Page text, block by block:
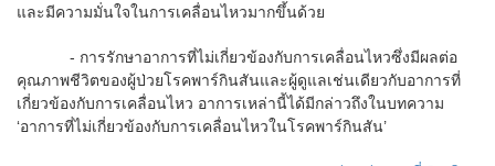
และมีความมั่นใจในการเคลื่อนไหวมากขึ้นด้วย
- การรักษาอาการที่ไม่เกี่ยวข้องกับการเคลื่อนไหวซึ่งมีผลต่อ
คุณภาพชีวิตของผู้ป่วยโรคพาร์กินสันและผู้ดูแลเช่นเดียวกับอาการที่
เกี่ยวข้องกับการเคลื่อนไหว อาการเหล่านี้ได้มีกล่าวถึงในบทความ
‘อาการที่ไม่เกี่ยวข้องกับการเคลื่อนไหวในโรคพาร์กินสัน’